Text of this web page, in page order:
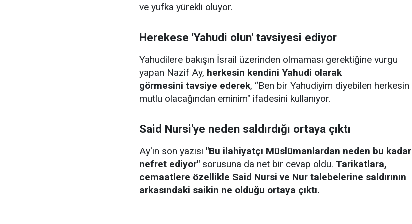
ve yufka yürekli oluyor.
Herekese 'Yahudi olun' tavsiyesi ediyor
Yahudilere bakışın İsrail üzerinden olmaması gerektiğine vurgu
yapan Nazif Ay, herkesin kendini Yahudi olarak
görmesini tavsiye ederek, “Ben bir Yahudiyim diyebilen herkesin
mutlu olacağından eminim" ifadesini kullanıyor.
Said Nursi'ye neden saldırdığı ortaya çıktı
Ay'ın son yazısı "Bu ilahiyatçı Müslümanlardan neden bu kadar
nefret ediyor" sorusuna da net bir cevap oldu. Tarikatlara,
cemaatlere özellikle Said Nursi ve Nur talebelerine saldırının
arkasındaki saikin ne olduğu ortaya çıktı.